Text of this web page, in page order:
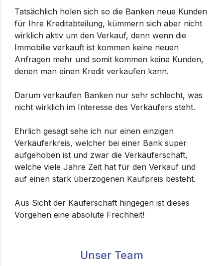
Tatsächlich holen sich so die Banken neue Kunden
für Ihre Kreditabteilung, kümmern sich aber nicht
wirklich aktiv um den Verkauf, denn wenn die
Immobilie verkauft ist kommen keine neuen
Anfragen mehr und somit kommen keine Kunden,
denen man einen Kredit verkaufen kann.
Darum verkaufen Banken nur sehr schlecht, was
nicht wirklich im Interesse des Verkäufers steht.
Ehrlich gesagt sehe ich nur einen einzigen
Verkäuferkreis, welcher bei einer Bank super
aufgehoben ist und zwar die Verkäuferschaft,
welche viele Jahre Zeit hat für den Verkauf und
auf einen stark überzogenen Kaufpreis besteht.
Aus Sicht der Käuferschaft hingegen ist dieses
Vorgehen eine absolute Frechheit!
Unser Team